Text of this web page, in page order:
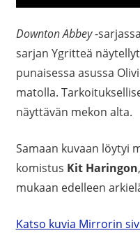
Downton Abbey-
sarjan Ygritteä näytellyt
punaisessa asussa
matolla.
näyttävän mekon alta.
Samaan kuvaan löytyi
komistus Kit Haringon
mukaan edelleen
Katso kuvia Mirrorin